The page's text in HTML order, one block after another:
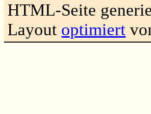
HTML-Seite
Layout optimiert